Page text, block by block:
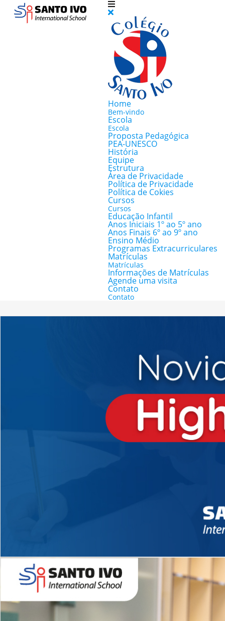
Home
Bem-vindo
Escola
Escola
Proposta Pedagógica
PEA-UNESCO
História
Equipe
Estrutura
Área de Privacidade
Política de Privacidade
Política de Cokies
Cursos
Cursos
Educação Infantil
Anos Iniciais 1º ao 5º ano
Anos Finais 6º ao 9º ano
Ensino Médio
Programas Extracurriculares
Matrículas
Matrículas
Informações de Matrículas
Agende uma visita
Contato
Contato
Novidades 2026 High School